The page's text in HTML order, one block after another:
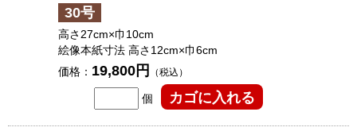
30号
高さ27cm×巾10cm
絵像本紙寸法 高さ12cm×巾6cm
価格： 19,800円 （税込）
個